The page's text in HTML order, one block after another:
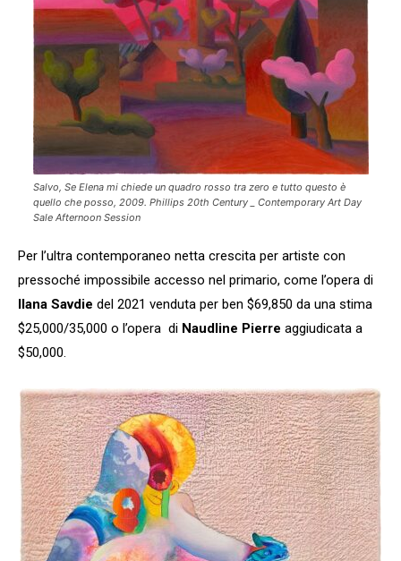
Salvo, Se Elena mi chiede un quadro rosso tra zero e tutto questo è
quello che posso, 2009. Phillips 20th Century _ Contemporary Art Day
Sale Afternoon Session
Per l’ultra contemporaneo netta crescita per artiste con
pressoché impossibile accesso nel primario, come l’opera di
Ilana Savdie del 2021 venduta per ben $69,850 da una stima
$25,000/35,000 o l’opera di Naudline Pierre aggiudicata a
$50,000.